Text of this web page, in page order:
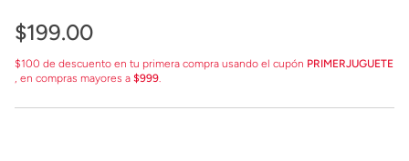
$199.00
$100 de descuento en tu primera compra usando el cupón PRIMERJUGUETE
, en compras mayores a $999.